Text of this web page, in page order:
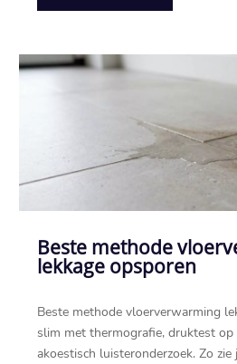
Beste methode
lekkage opsporen
Beste methode vloerverwarming
slim met thermografie, druktest op
akoestisch luisteronderzoek.​ Zo